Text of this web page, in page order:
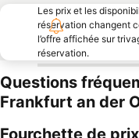
Les prix et les
réservation changent
l’offre affichée sur
réservation.
Questions
Frankfurt an der
Fourchette de prix